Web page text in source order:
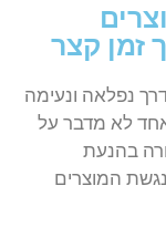
זמן קצר
נפלאה ונעימה
לא מדבר על
בהנעת
המוצרים